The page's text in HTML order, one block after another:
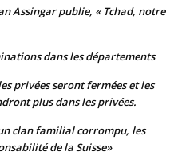
Assingar publie, « Tchad, notre
dans les départements
privées seront fermées et les
plus dans les privées.
un clan familial corrompu, les
de la Suisse»